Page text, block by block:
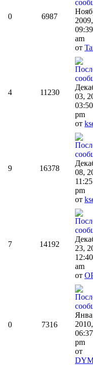
0 6987
2009,
am
от
4 11230
03,
pm
от
9 16378
08,
pm
от
7 14192
23,
am
от
0 7316
2010,
pm
от